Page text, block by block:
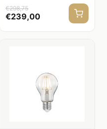
€298,75
€239,00